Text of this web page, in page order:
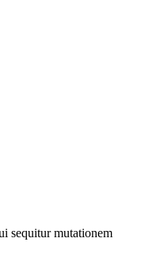
sequitur mutationem